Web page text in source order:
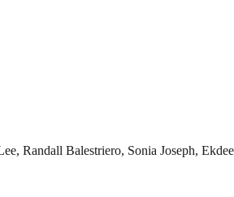
Randall Balestriero, Sonia Joseph,